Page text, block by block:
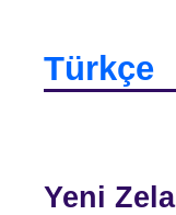
Türkçe
Yeni